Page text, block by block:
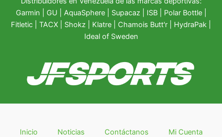
Garmin
GU AquaSphere| Supacaz | ISB | Polar Bottle|
Fitletic
TACX Shokz Klatre Chamois Butt'r HydraPak
Ideal of Sweden
Inicio Noticias Contáctanos Mi Cuenta